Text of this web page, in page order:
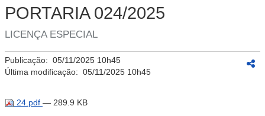
PORTARIA 024/2025
LICENÇA ESPECIAL
Publicação: 05/11/2025 10h45
Última modificação: 05/11/2025 10h45
24.pdf — 289.9 KB